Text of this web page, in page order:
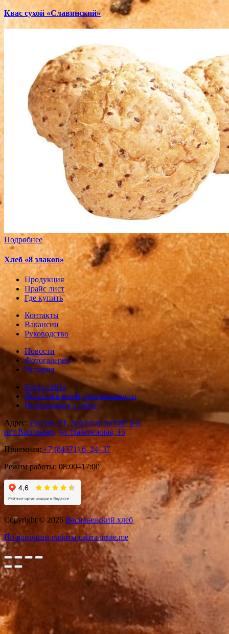
Квас сухой «Славянский»
Подробнее
Хлеб «8 злаков»
Продукция
Прайс лист
Где купить
Контакты
Вакансии
Руководство
Новости
Фотогалерея
История
Карта сайта
Политика конфиденциальности
Информация о сайте
Адрес: Россия, РТ, Зеленодольский р-н,
пгт Васильево, ул. Набережная, 15
Приемная: +7 (84371) 6‒24‒37
Режим работы: 08:00–17:00
Copyright © 2026 Васильевский хлеб
По вопросам работы сайта insite.me